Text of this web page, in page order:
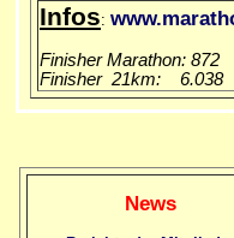
Infos:
Finisher Marathon: 872
Finisher 21km: 6.038
News